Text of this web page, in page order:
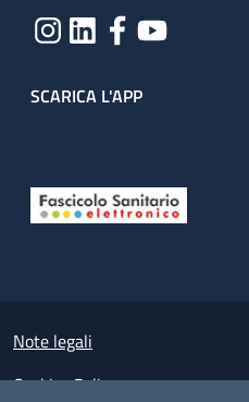
SCARICA L'APP
Small prints
Note legali
Cookies Policy